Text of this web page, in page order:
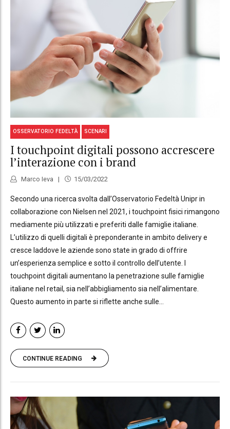
OSSERVATORIO FEDELTÀ SCENARI
I touchpoint digitali possono accrescere
l’interazione con i brand
Marco Ieva 15/03/2022
Secondo una ricerca svolta dall’Osservatorio Fedeltà Unipr in
collaborazione con Nielsen nel 2021, i touchpoint fisici rimangono
mediamente più utilizzati e preferiti dalle famiglie italiane.
L’utilizzo di quelli digitali è preponderante in ambito delivery e
cresce laddove le aziende sono state in grado di offrire
un’esperienza semplice e sotto il controllo dell’utente. I
touchpoint digitali aumentano la penetrazione sulle famiglie
italiane nel retail, sia nell’abbigliamento sia nell’alimentare.
Questo aumento in parte si riflette anche sulle...
CONTINUE READING